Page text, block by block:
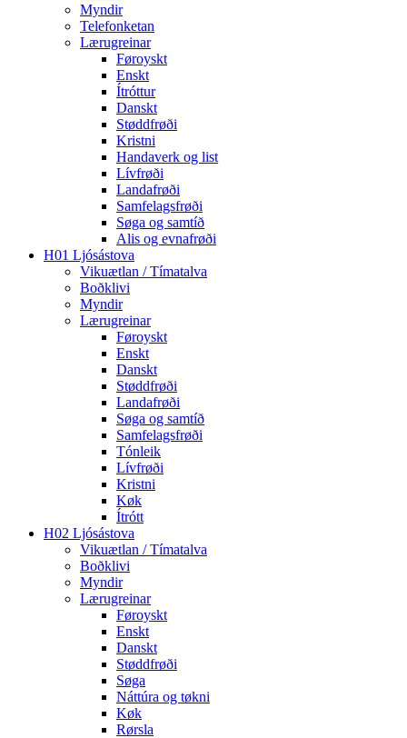
Myndir
Telefonketan
Lærugreinar
Føroyskt
Enskt
Ítróttur
Danskt
Støddfrøði
Kristni
Handaverk og list
Lívfrøði
Landafrøði
Samfelagsfrøði
Søga og samtíð
Alis og evnafrøði
H01 Ljósástova
Vikuætlan / Tímatalva
Boðklivi
Myndir
Lærugreinar
Føroyskt
Enskt
Danskt
Støddfrøði
Landafrøði
Søga og samtíð
Samfelagsfrøði
Tónleik
Lívfrøði
Kristni
Køk
Ítrótt
H02 Ljósástova
Vikuætlan / Tímatalva
Boðklivi
Myndir
Lærugreinar
Føroyskt
Enskt
Danskt
Støddfrøði
Søga
Náttúra og tøkni
Køk
Rørsla